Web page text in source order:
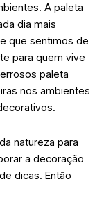
A paleta
dia mais
que sentimos de
para quem vive
paleta
nos ambientes
natureza para
a decoração
dicas. Então